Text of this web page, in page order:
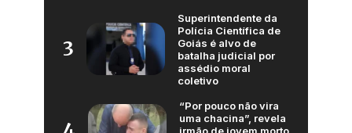
3
Superintendente da
Polícia Científica de
Goiás é alvo de
batalha judicial por
assédio moral
coletivo
“Por pouco não vira
uma chacina”, revela
irmão de jovem morto